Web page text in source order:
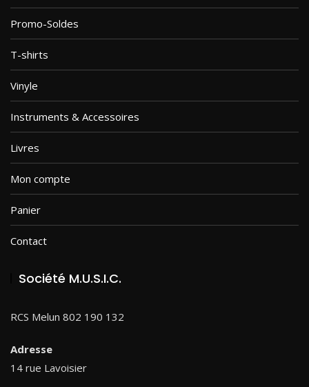
Promo-Soldes
T-shirts
Vinyle
Instruments & Accessoires
Livres
Mon compte
Panier
Contact
Société M.U.S.I.C.
RCS Melun 802 190 132
Adresse
14 rue Lavoisier